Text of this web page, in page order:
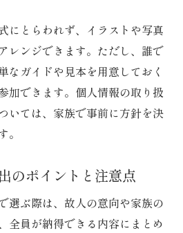
にとらわれず、イラストや写真
レンジできます。ただし、誰で
なガイドや見本を用意しておく
加できます。個人情報の取り扱
いては、家族で事前に方針を決
のポイントと注意点
選ぶ際は、故人の意向や家族の
全員が納得できる内容にまとめ